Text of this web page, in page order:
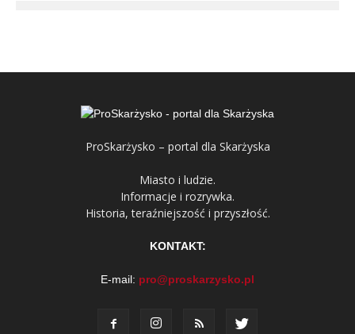
ProSkarżysko – portal dla Skarżyska
Miasto i ludzie.
Informacje i rozrywka.
Historia, teraźniejszość i przyszłość.
KONTAKT:
E-mail: pro@proskarzysko.pl